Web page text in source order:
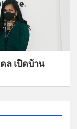
ล เปิดบ้าน